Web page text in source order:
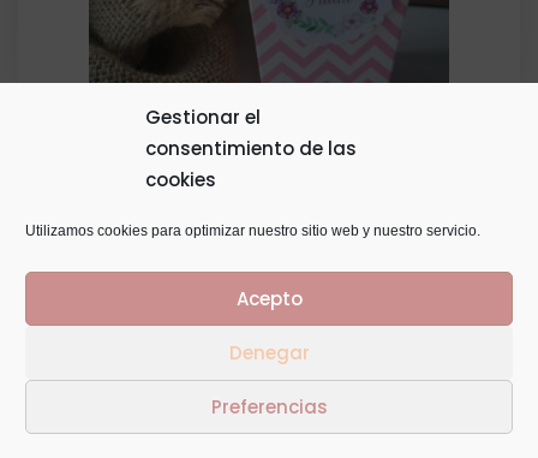
Gestionar el
consentimiento de las
cookies
Utilizamos cookies para optimizar nuestro sitio web y nuestro servicio.
Acepto
Denegar
Preferencias
Palomitero Tamaño 11,5 X 6,5
© Copyright 2014GTaracido. Todos los derechos
reservados